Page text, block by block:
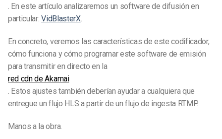
. En este artículo analizaremos un software de difusión en
particular:VidBlasterX.
En concreto, veremos las características de este codificador,
cómo funciona y cómo programar este software de emisión
para transmitir en directo en la
red cdn de Akamai
. Estos ajustes también deberían ayudar a cualquiera que
entregue un flujo HLS a partir de un flujo de ingesta RTMP.
Manos a la obra.